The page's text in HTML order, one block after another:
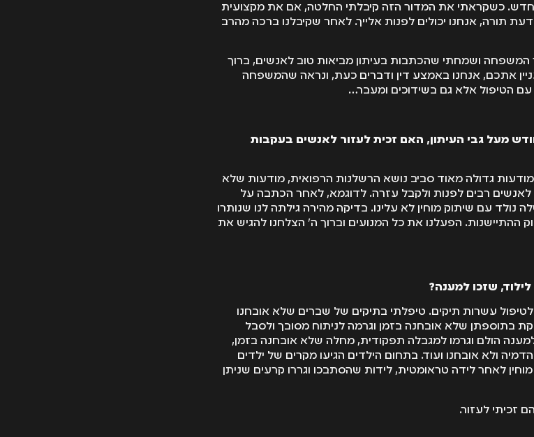
כשקראתי את המדור הזה קיבלתי החלטה, אם את מקצועית
תורה, אנחנו יכולים לפנות אלייך. לאחר שקיבלנו ברכה מהרב
המשפחה ושמחתי שהכתבות בעיתון מביאות טוב לאנשים, ברוך
אתכם, אנחנו באמצע דין ודברים כעת, ונראה שהמשפחה
הטיפול אלא גם בשידוכים ומעבר…
מעל גבי העיתון, האם זכית לעזור לאנשים בעקבות
גדולה מאוד סביב נושא הרשלנות הרפואית, מודעות שלא
לאנשים רבים לפנות ולקבל עזרה. לדוגמא, לאחר הכתבה על
נולד עם שיתוק מוחין לא עלינו. בדיקה מהירה גילתה לנו שנותרו
ההתיישנות. הפעלנו את כל המנועים וברוך ה' הצלחנו להגיש את
שזכו למענה?
עשרות תיקים. טיפלתי בתיקים של שברים שלא אובחנו
בתוספתן שלא אובחנה בזמן וגרמה לניתוח מסובך ולסבל
למענה הולם וגרמו למגבלה תפקודית, מחלה שלא אובחנה בזמן,
ולא אובחנו ועוד. בתחום הילדים הגיעו מקרים של ילדים
לאחר לידה טראומטית, לידות שהסתבכו וגררו קרעים שניתן
זכיתי לעזור.